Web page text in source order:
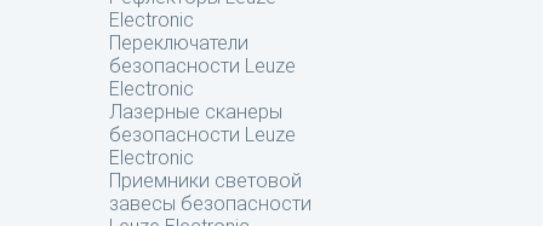
Electronic
Переключатели
безопасности Leuze
Electronic
Лазерные сканеры
безопасности Leuze
Electronic
Приемники световой
завесы безопасности